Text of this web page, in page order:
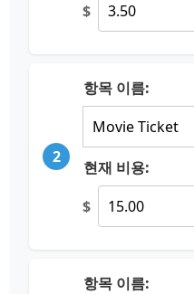
$
2
항목 이름:
현재 비용:
$
항목 이름: